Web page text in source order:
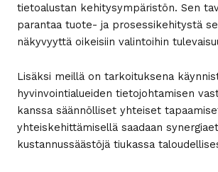
tietoalustan kehitysympäristön. Sen
parantaa tuote- ja prosessikehitystä
näkyvyyttä oikeisiin valintoihin
Lisäksi meillä on tarkoituksena
hyvinvointialueiden tietojohtamisen
kanssa säännölliset yhteiset
yhteiskehittämisellä saadaan
kustannussäästöjä tiukassa